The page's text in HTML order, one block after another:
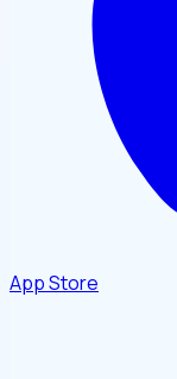
App Store